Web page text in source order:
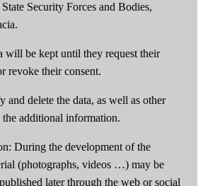
Security Forces and Bodies,
will be kept until they request their
revoke their consent.
and delete the data, as well as other
additional information.
During the development of the
(photographs, videos …) may be
later through the web or social